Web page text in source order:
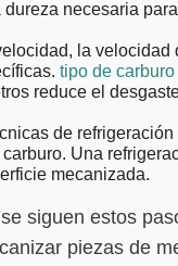
necesaria
la velocidad
tipo de carburo
reduce el
de
Una
mecanizada.
siguen estos
piezas de